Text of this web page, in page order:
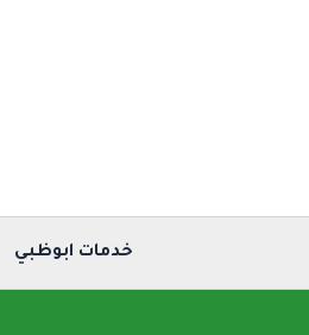
خدمات ابوظبي